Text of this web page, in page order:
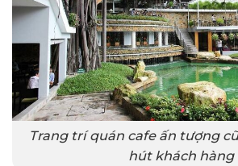
Trang trí quán cafe ấn tượng
hút khách hàng